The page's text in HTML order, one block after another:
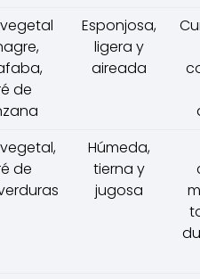
de
Esponjosa,
ligera y
aireada
de
Húmeda,
tierna y
jugosa